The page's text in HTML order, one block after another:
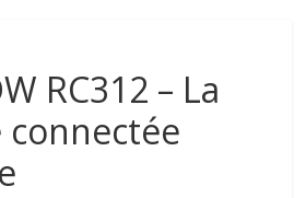
RC312 – La